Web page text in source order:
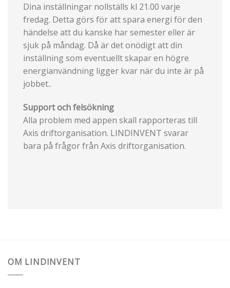
Dina inställningar nollställs kl 21.00 varje
fredag. Detta görs för att spara energi för den
händelse att du kanske har semester eller är
sjuk på måndag. Då är det onödigt att din
inställning som eventuellt skapar en högre
energianvändning ligger kvar när du inte är på
jobbet..
Support och felsökning
Alla problem med appen skall rapporteras till
Axis driftorganisation. LINDINVENT svarar
bara på frågor från Axis driftorganisation.
OM LINDINVENT